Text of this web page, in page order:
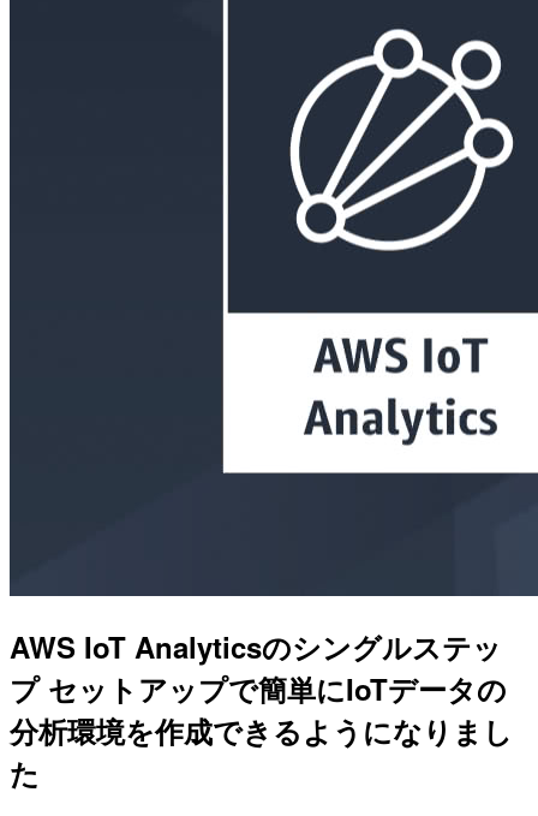
AWS IoT Analyticsのシングルステッ
プ セットアップで簡単にIoTデータの
分析環境を作成できるようになりまし
た